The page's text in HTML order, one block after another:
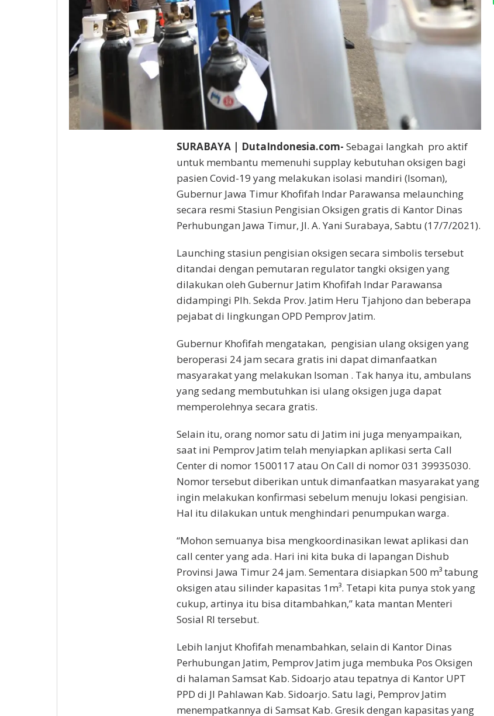
SURABAYA | DutaIndonesia.com- Sebagai langkah pro aktif
untuk membantu memenuhi supplay kebutuhan oksigen bagi
pasien Covid-19 yang melakukan isolasi mandiri (Isoman),
Gubernur Jawa Timur Khofifah Indar Parawansa melaunching
secara resmi Stasiun Pengisian Oksigen gratis di Kantor Dinas
Perhubungan Jawa Timur, Jl. A. Yani Surabaya, Sabtu (17/7/2021).
Launching stasiun pengisian oksigen secara simbolis tersebut
ditandai dengan pemutaran regulator tangki oksigen yang
dilakukan oleh Gubernur Jatim Khofifah Indar Parawansa
didampingi Plh. Sekda Prov. Jatim Heru Tjahjono dan beberapa
pejabat di lingkungan OPD Pemprov Jatim.
Gubernur Khofifah mengatakan, pengisian ulang oksigen yang
beroperasi 24 jam secara gratis ini dapat dimanfaatkan
masyarakat yang melakukan Isoman . Tak hanya itu, ambulans
yang sedang membutuhkan isi ulang oksigen juga dapat
memperolehnya secara gratis.
Selain itu, orang nomor satu di Jatim ini juga menyampaikan,
saat ini Pemprov Jatim telah menyiapkan aplikasi serta Call
Center di nomor 1500117 atau On Call di nomor 031 39935030.
Nomor tersebut diberikan untuk dimanfaatkan masyarakat yang
ingin melakukan konfirmasi sebelum menuju lokasi pengisian.
Hal itu dilakukan untuk menghindari penumpukan warga.
“Mohon semuanya bisa mengkoordinasikan lewat aplikasi dan
call center yang ada. Hari ini kita buka di lapangan Dishub
Provinsi Jawa Timur 24 jam. Sementara disiapkan 500 m³ tabung
oksigen atau silinder kapasitas 1m³. Tetapi kita punya stok yang
cukup, artinya itu bisa ditambahkan,” kata mantan Menteri
Sosial RI tersebut.
Lebih lanjut Khofifah menambahkan, selain di Kantor Dinas
Perhubungan Jatim, Pemprov Jatim juga membuka Pos Oksigen
di halaman Samsat Kab. Sidoarjo atau tepatnya di Kantor UPT
PPD di Jl Pahlawan Kab. Sidoarjo. Satu lagi, Pemprov Jatim
menempatkannya di Samsat Kab. Gresik dengan kapasitas yang